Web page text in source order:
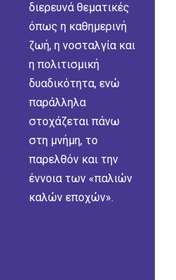
διερευνά θεματικές
όπως η καθημερινή
ζωή, η νοσταλγία και
η πολιτισμική
δυαδικότητα, ενώ
παράλληλα
στοχάζεται πάνω
στη μνήμη, το
παρελθόν και την
έννοια των «παλιών
καλών εποχών».